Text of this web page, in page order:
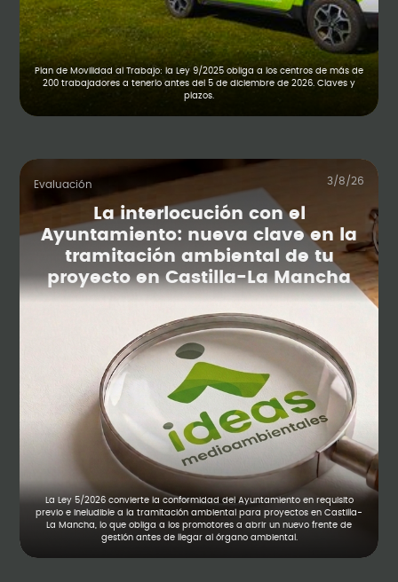
Plan de Movilidad al Trabajo: la Ley 9/2025 obliga a los centros de más de
200 trabajadores a tenerlo antes del 5 de diciembre de 2026. Claves y
plazos.
Evaluación 3/8/26
La interlocución con el
Ayuntamiento: nueva clave en la
tramitación ambiental de tu
proyecto en Castilla-La Mancha
La Ley 5/2026 convierte la conformidad del Ayuntamiento en requisito
previo e ineludible a la tramitación ambiental para proyectos en Castilla-
La Mancha, lo que obliga a los promotores a abrir un nuevo frente de
gestión antes de llegar al órgano ambiental.